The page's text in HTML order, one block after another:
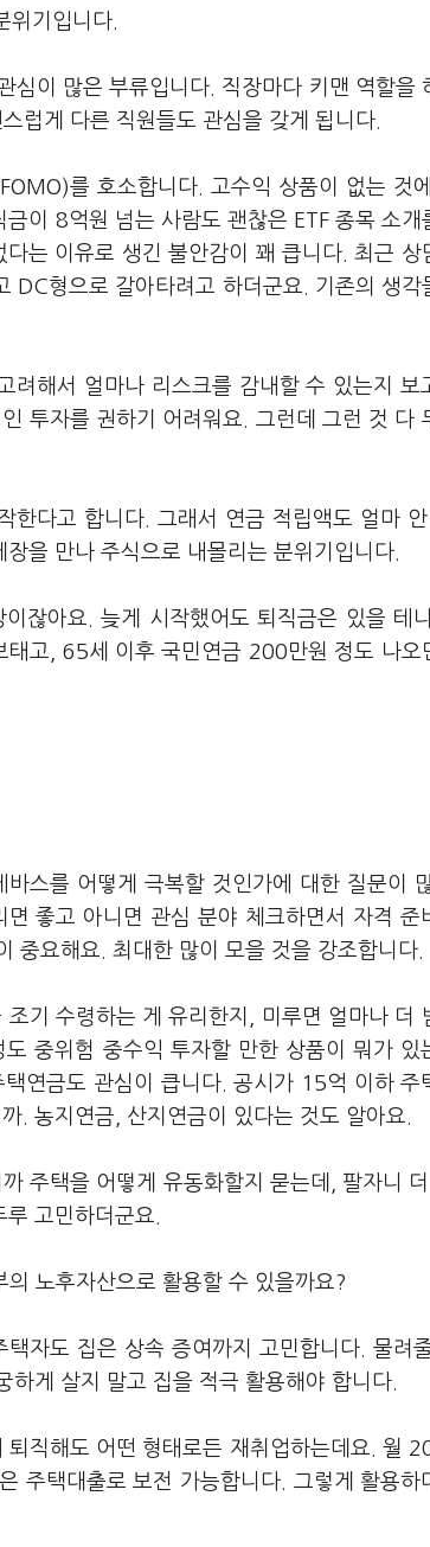
위기입니다.
이 많은 부류입니다. 직장마다 키맨 역할을
럽게 다른 직원들도 관심을 갖게 됩니다.
를 호소합니다. 고수익 상품이 없는 것
이 8억원 넘는 사람도 괜찮은 ETF 종목 소개
는 이유로 생긴 불안감이 꽤 큽니다. 최근 상
형으로 갈아타려고 하더군요. 기존의 생각
해서 얼마나 리스크를 감내할 수 있는지 보
투자를 권하기 어려워요. 그런데 그런 것 다
다고 합니다. 그래서 연금 적립액도 얼마
을 만나 주식으로 내몰리는 분위기입니다.
잖아요. 늦게 시작했어도 퇴직금은 있을 테
고, 65세 이후 국민연금 200만원 정도 나오
스를 어떻게 극복할 것인가에 대한 질문이
좋고 아니면 관심 분야 체크하면서 자격 준
중요해요. 최대한 많이 모을 것을 강조합니다.
기 수령하는 게 유리한지, 미루면 얼마나 더
중위험 중수익 투자할 만한 상품이 뭐가 있
연금도 관심이 큽니다. 공시가 15억 이하 주
. 농지연금, 산지연금이 있다는 것도 알아요.
주택을 어떻게 유동화할지 묻는데, 팔자니
고민하더군요.
노후자산으로 활용할 수 있을까요?
자도 집은 상속 증여까지 고민합니다. 물려
게 살지 말고 집을 적극 활용해야 합니다.
직해도 어떤 형태로든 재취업하는데요. 월
주택대출로 보전 가능합니다. 그렇게 활용하